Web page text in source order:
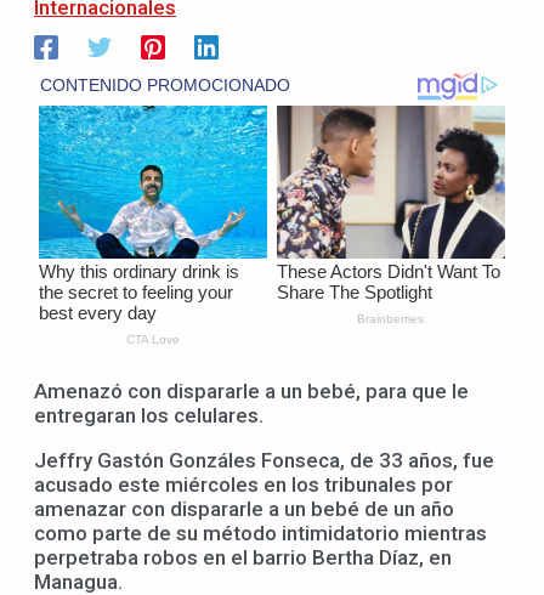
Internacionales
Amenazó con dispararle a un bebé, para que le
entregaran los celulares.
Jeffry Gastón Gonzáles Fonseca, de 33 años, fue
acusado este miércoles en los tribunales por
amenazar con dispararle a un bebé de un año
como parte de su método intimidatorio mientras
perpetraba robos en el barrio Bertha Díaz, en
Managua.